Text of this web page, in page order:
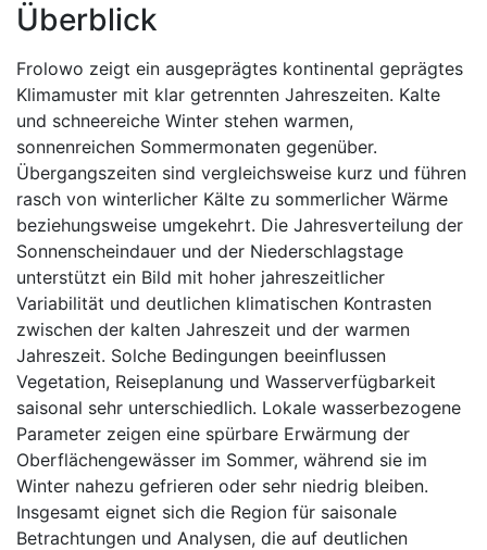
Überblick
Frolowo zeigt ein ausgeprägtes kontinental geprägtes
Klimamuster mit klar getrennten Jahreszeiten. Kalte
und schneereiche Winter stehen warmen,
sonnenreichen Sommermonaten gegenüber.
Übergangszeiten sind vergleichsweise kurz und führen
rasch von winterlicher Kälte zu sommerlicher Wärme
beziehungsweise umgekehrt. Die Jahresverteilung der
Sonnenscheindauer und der Niederschlagstage
unterstützt ein Bild mit hoher jahreszeitlicher
Variabilität und deutlichen klimatischen Kontrasten
zwischen der kalten Jahreszeit und der warmen
Jahreszeit. Solche Bedingungen beeinflussen
Vegetation, Reiseplanung und Wasserverfügbarkeit
saisonal sehr unterschiedlich. Lokale wasserbezogene
Parameter zeigen eine spürbare Erwärmung der
Oberflächengewässer im Sommer, während sie im
Winter nahezu gefrieren oder sehr niedrig bleiben.
Insgesamt eignet sich die Region für saisonale
Betrachtungen und Analysen, die auf deutlichen